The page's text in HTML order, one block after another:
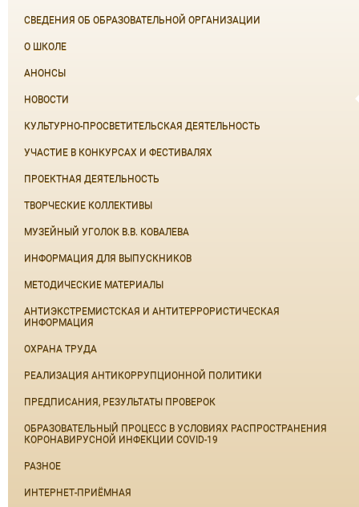
СВЕДЕНИЯ ОБ ОБРАЗОВАТЕЛЬНОЙ ОРГАНИЗАЦИИ
О ШКОЛЕ
АНОНСЫ
НОВОСТИ
КУЛЬТУРНО-ПРОСВЕТИТЕЛЬСКАЯ ДЕЯТЕЛЬНОСТЬ
УЧАСТИЕ В КОНКУРСАХ И ФЕСТИВАЛЯХ
ПРОЕКТНАЯ ДЕЯТЕЛЬНОСТЬ
ТВОРЧЕСКИЕ КОЛЛЕКТИВЫ
МУЗЕЙНЫЙ УГОЛОК В.В. КОВАЛЕВА
ИНФОРМАЦИЯ ДЛЯ ВЫПУСКНИКОВ
МЕТОДИЧЕСКИЕ МАТЕРИАЛЫ
АНТИЭКСТРЕМИСТСКАЯ И АНТИТЕРРОРИСТИЧЕСКАЯ
ИНФОРМАЦИЯ
ОХРАНА ТРУДА
РЕАЛИЗАЦИЯ АНТИКОРРУПЦИОННОЙ ПОЛИТИКИ
ПРЕДПИСАНИЯ, РЕЗУЛЬТАТЫ ПРОВЕРОК
ОБРАЗОВАТЕЛЬНЫЙ ПРОЦЕСС В УСЛОВИЯХ РАСПРОСТРАНЕНИЯ
КОРОНАВИРУСНОЙ ИНФЕКЦИИ COVID-19
РАЗНОЕ
ИНТЕРНЕТ-ПРИЁМНАЯ